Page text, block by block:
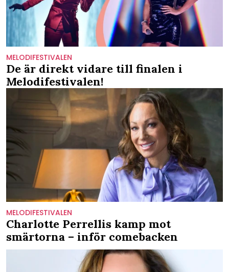
MELODIFESTIVALEN
De är direkt vidare till finalen i
Melodifestivalen!
MELODIFESTIVALEN
Charlotte Perrellis kamp mot
smärtorna – inför comebacken